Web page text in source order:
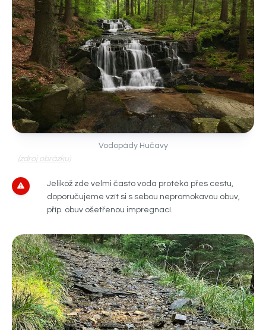
Vodopády Hučavy
(zdroj obrázku)
Jelikož zde velmi často voda protéká přes cestu,
doporučujeme vzít si s sebou nepromokavou obuv,
příp. obuv ošetřenou impregnací.